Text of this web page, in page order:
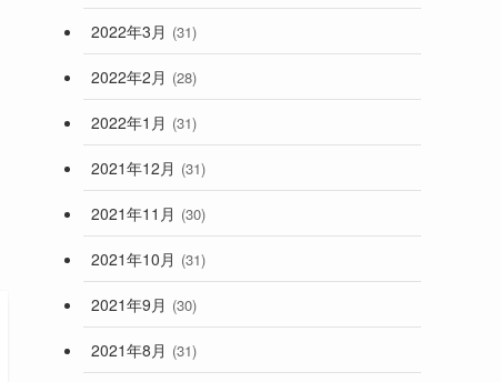
2022年3月 (31)
2022年2月 (28)
2022年1月 (31)
2021年12月 (31)
2021年11月 (30)
2021年10月 (31)
2021年9月 (30)
2021年8月 (31)